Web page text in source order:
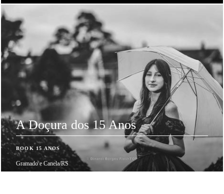
A Doçura dos 15 Anos
BOOK 15 ANOS
Gramado e Canela/RS